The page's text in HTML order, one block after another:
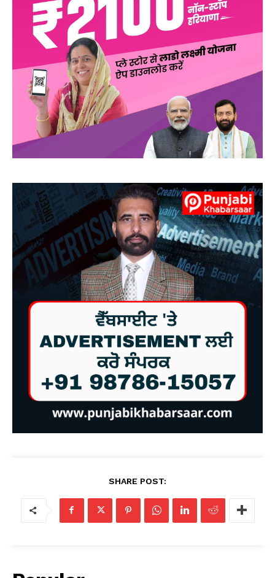
SHARE POST: